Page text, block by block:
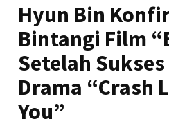
Hyun Bin
Bintangi Film
Setelah
Drama “Crash
You”